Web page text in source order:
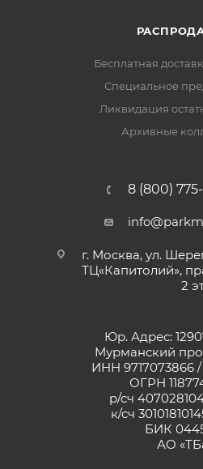
Бесплатная
Специальное
Ликвидация
Архивные
8 (800)
г. Москва, ул.
ТЦ«Капитолий»,
2
Юр. Адрес:
Мурманский
ИНН 9717073866
ОГРН
р/сч
к/сч
БИК
АО